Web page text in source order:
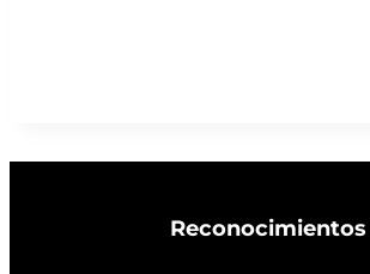
Reconocimientos